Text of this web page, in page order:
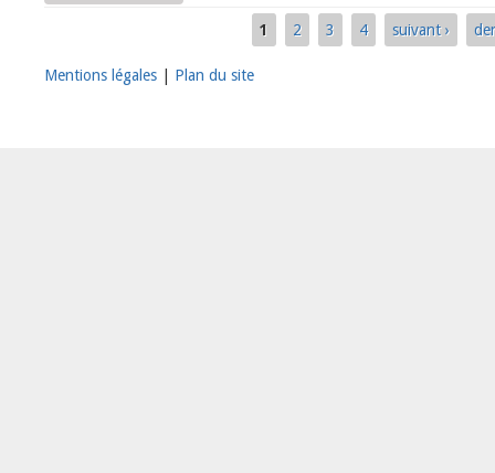
1 2 3 4 suivant ›
Mentions légales | Plan du site